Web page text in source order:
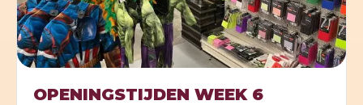
OPENINGSTIJDEN WEEK 6